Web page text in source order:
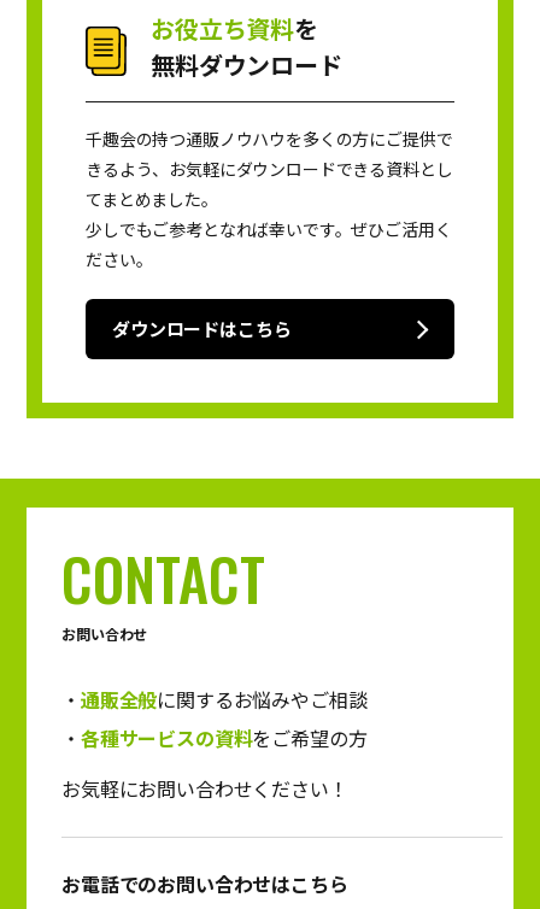
お役立ち資料を
無料ダウンロード
千趣会の持つ通販ノウハウを多くの方にご提供で
きるよう、お気軽にダウンロードできる資料とし
てまとめました。
少しでもご参考となれば幸いです。ぜひご活用く
ださい。
ダウンロードはこちら
CONTACT
お問い合わせ
通販全般に関するお悩みやご相談
各種サービスの資料をご希望の方
お気軽にお問い合わせください！
お電話でのお問い合わせはこちら